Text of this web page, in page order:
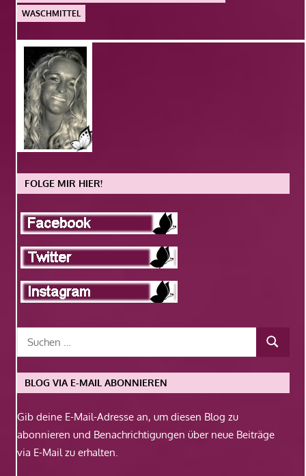
WASCHMITTEL
FOLGE MIR HIER!
BLOG VIA E-MAIL ABONNIEREN
Gib deine E-Mail-Adresse an, um diesen Blog zu
abonnieren und Benachrichtigungen über neue Beiträge
via E-Mail zu erhalten.